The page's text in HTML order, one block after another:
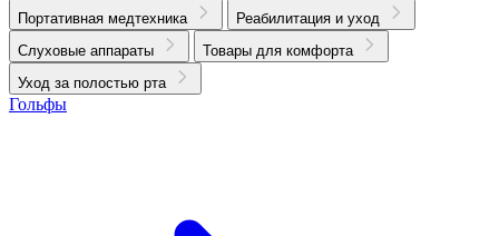
Портативная медтехника
Реабилитация и уход
Слуховые аппараты
Товары для комфорта
Уход за полостью рта
Гольфы